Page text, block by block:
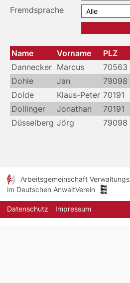
Fremdsprache
Name Vorname PLZ
Dannecker Marcus 70563
Dohle
Jan 79098
Dolde
Klaus-Peter 70191
Dollinger
Jonathan 70191
Düsselberg Jörg 79098
Arbeitsgemeinschaft
im Deutschen AnwaltVerein
Datenschutz Impressum